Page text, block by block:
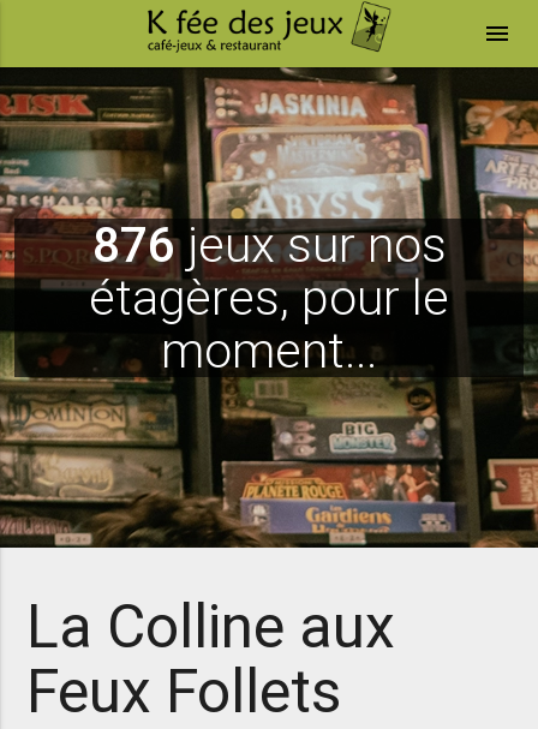
menu
876jeux sur nos
étagères, pour le
moment...
La Colline aux
Feux Follets